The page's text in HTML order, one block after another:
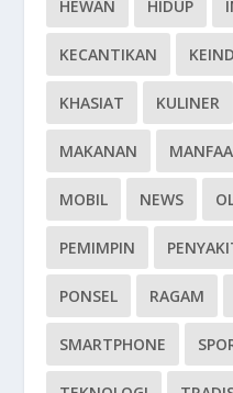
HEWAN HIDUP
KECANTIKAN
KHASIAT KULINER
MAKANAN
MOBIL NEWS
PEMIMPIN
PONSEL RAGAM
SMARTPHONE